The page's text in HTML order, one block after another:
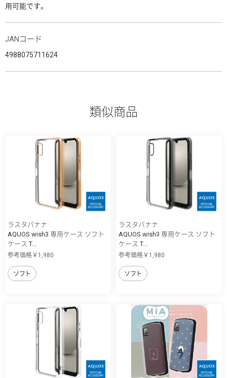
用可能です。
JANコード
4988075711624
類似商品
ラスタバナナ
AQUOS wish3 専用ケース ソフト
ケース T...
参考価格￥1,980
ソフト
ラスタバナナ
AQUOS wish3 専用ケース ソフト
ケース T...
参考価格￥1,980
ソフト